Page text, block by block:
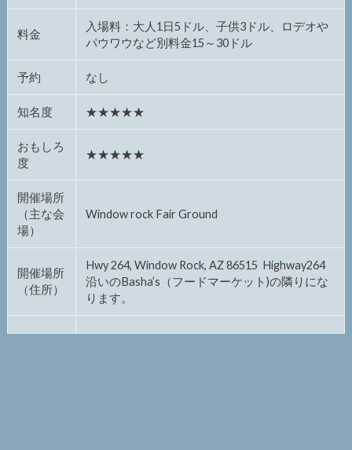
料金
入場料：大人1日5ドル、子供3ドル、ロデオや
パウワウなど別料金15～30ドル
予約 なし
知名度 ★★★★★
おもしろ
度
★★★★★
開催場所
（主な会
場）
Window rock Fair Ground
開催場所
（住所）
Hwy 264, Window Rock, AZ 86515 Highway264
沿いのBasha’s（フードマーケット)の隣りにな
ります。